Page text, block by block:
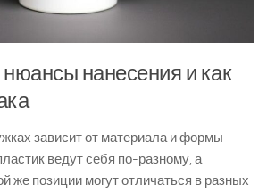
нанесения и как
зависит от материала и формы
ведут себя по-разному, а
же позиции могут отличаться в разных